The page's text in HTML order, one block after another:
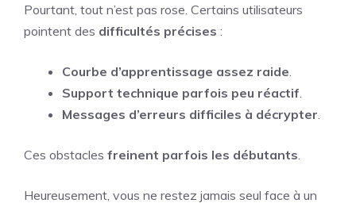
Pourtant, tout n’est pas rose. Certains utilisateurs
pointent des difficultés précises :
Courbe d’apprentissage assez raide
Support technique parfois peu réactif
Messages d’erreurs difficiles à décrypter
Ces obstacles freinent parfois les débutants
Heureusement, vous ne restez jamais seul face à un